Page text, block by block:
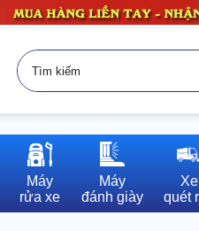
Máy
rửa xe
Máy
đánh giày
Xe
quét